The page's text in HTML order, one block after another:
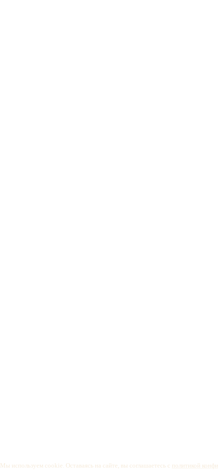
Мы используем cookie. Оставаясь на сайте, вы соглашаетесь с политикой